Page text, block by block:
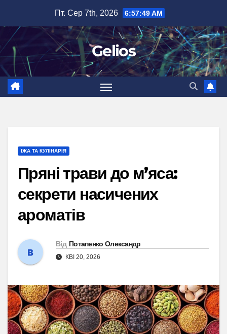
вмісту
Пт. Сер 7th, 2026 6:57:50 AM
Gelios
ЇЖА ТА КУЛІНАРІЯ
Пряні трави до м’яса:
секрети насичених
ароматів
Від Потапенко Олександр
КВІ 20, 2026